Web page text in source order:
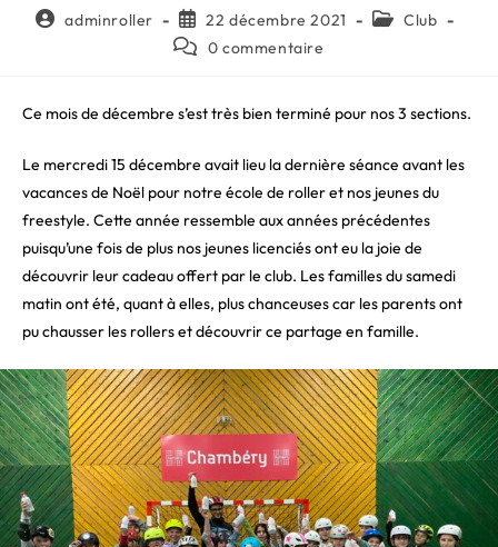
Auteur/autrice
adminroller
Publication
publiée :
22 décembre 2021
Post Club
Commentaires
publication :
0 commentaire
Ce mois de décembre s’est très bien terminé pour nos 3 sections.
Le mercredi 15 décembre avait lieu la dernière séance avant les
vacances de Noël pour notre école de roller et nos jeunes du
freestyle. Cette année ressemble aux années précédentes
puisqu’une fois de plus nos jeunes licenciés ont eu la joie de
découvrir leur cadeau offert par le club. Les familles du samedi
matin ont été, quant à elles, plus chanceuses car les parents ont
pu chausser les rollers et découvrir ce partage en famille.